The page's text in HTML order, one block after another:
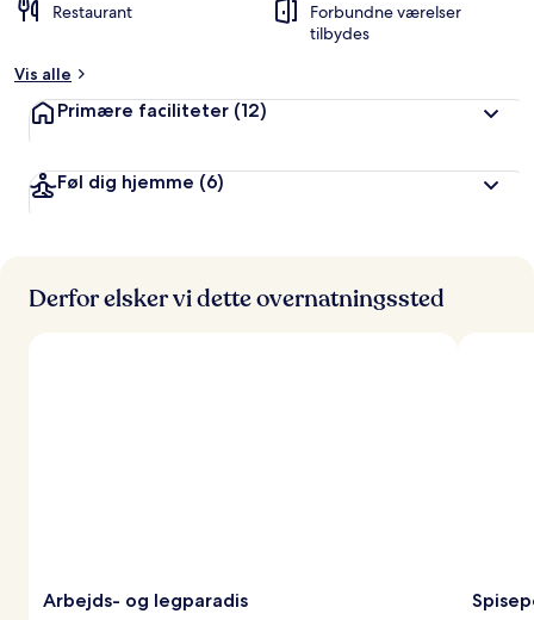
Restaurant
Forbundne værelser
tilbydes
Vis alle
Primære faciliteter (12)
Føl dig hjemme (6)
Derfor elsker vi dette overnatningssted
Arbejds- og legparadis